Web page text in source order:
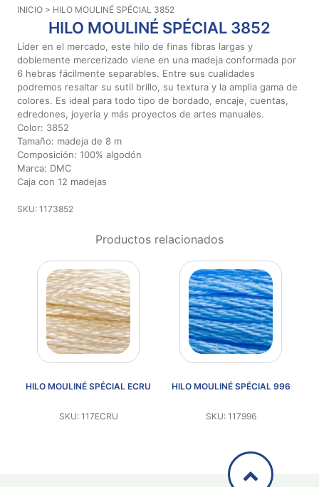
Aviso De
Privacidad
2026
Diseños
Para
Bordar
Distribuidores
INICIO > HILO MOULINÉ SPÉCIAL 3852
HILO MOULINÉ SPÉCIAL 3852
Líder en el mercado, este hilo de finas fibras largas y
doblemente mercerizado viene en una madeja conformada por
6 hebras fácilmente separables. Entre sus cualidades
podremos resaltar su sutil brillo, su textura y la amplia gama de
colores. Es ideal para todo tipo de bordado, encaje, cuentas,
edredones, joyería y más proyectos de artes manuales.
Color: 3852
Tamaño: madeja de 8 m
Composición: 100% algodón
Marca: DMC
Caja con 12 madejas
SKU: 1173852
Productos relacionados
HILO MOULINÉ SPÉCIAL ECRU
SKU: 117ECRU
HILO MOULINÉ SPÉCIAL 996
SKU: 117996